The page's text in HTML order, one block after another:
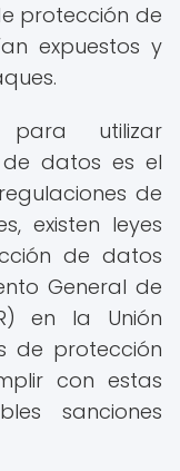
protección de
expuestos y
utilizar
datos es el
de
existen leyes
de datos
General de
en la Unión
de protección
con estas
sanciones